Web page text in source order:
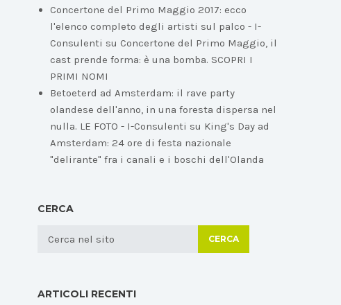
Concertone del Primo Maggio 2017: ecco
l'elenco completo degli artisti sul palco - I-
Consulenti su Concertone del Primo Maggio, il
cast prende forma: è una bomba. SCOPRI I
PRIMI NOMI
Betoeterd ad Amsterdam: il rave party
olandese dell'anno, in una foresta dispersa nel
nulla. LE FOTO - I-Consulenti su King's Day ad
Amsterdam: 24 ore di festa nazionale
"delirante" fra i canali e i boschi dell'Olanda
CERCA
CERCA
ARTICOLI RECENTI